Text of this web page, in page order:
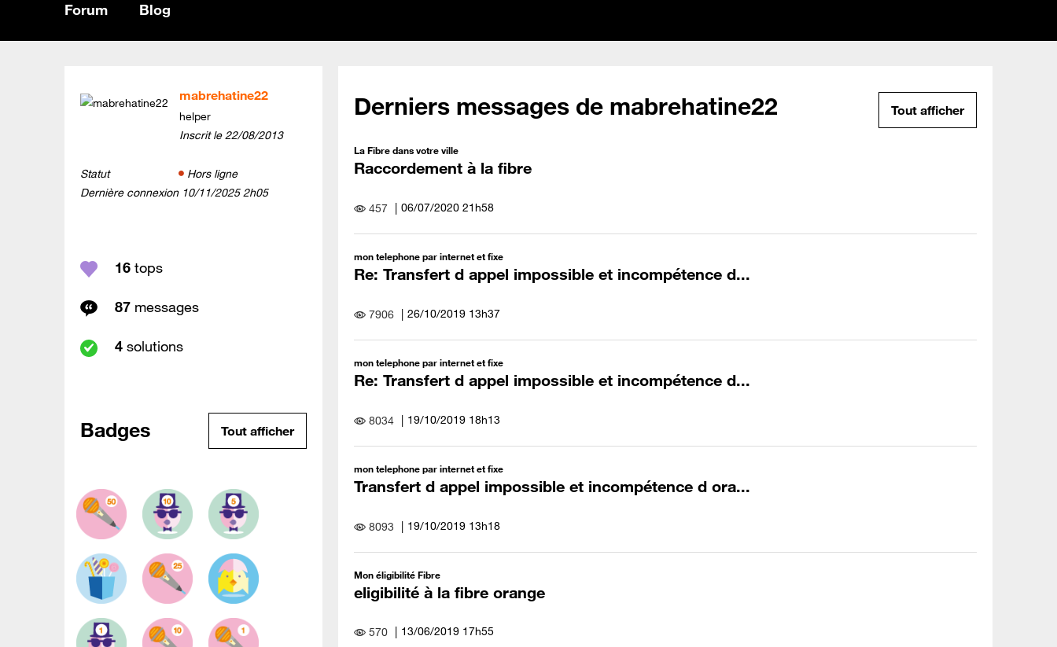
Forum Blog
mabrehatine22
helper
Inscrit le‎22/08/2013
Statut
Hors ligne
Dernière connexion ‎10/11/2025 2h05
16 tops
87 messages
4 solutions
Badges Tout afficher
Derniers messages de mabrehatine22 Tout afficher
La Fibre dans votre ville
Raccordement à la fibre
457 ‎06/07/2020 21h58
mon telephone par internet et fixe
Re: Transfert d appel impossible et incompétence d...
7906 ‎26/10/2019 13h37
mon telephone par internet et fixe
Re: Transfert d appel impossible et incompétence d...
8034 ‎19/10/2019 18h13
mon telephone par internet et fixe
Transfert d appel impossible et incompétence d ora...
8093 ‎19/10/2019 13h18
Mon éligibilité Fibre
eligibilité à la fibre orange
570 ‎13/06/2019 17h55